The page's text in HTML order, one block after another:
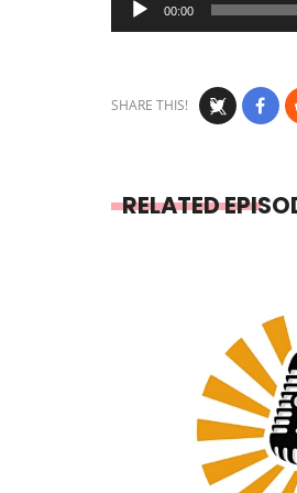
Player
00:00
SHARE THIS!
RELATED